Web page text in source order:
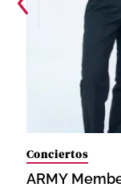
Conciertos
ARMY